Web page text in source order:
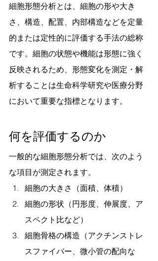
細胞形態分析とは、細胞の形や大き
さ、構造、配置、内部構造などを定量
的または定性的に評価する手法の総称
です。細胞の状態や機能は形態に強く
反映されるため、形態変化を測定・解
析することは生命科学研究や医療分野
において重要な指標となります。
何を評価するのか
一般的な細胞形態分析では、次のよう
な項目が測定されます。
細胞の大きさ（面積、体積）
細胞の形状（円形度、伸展度、ア
スペクト比など）
細胞骨格の構造（アクチンストレ
スファイバー、微小管の配向な